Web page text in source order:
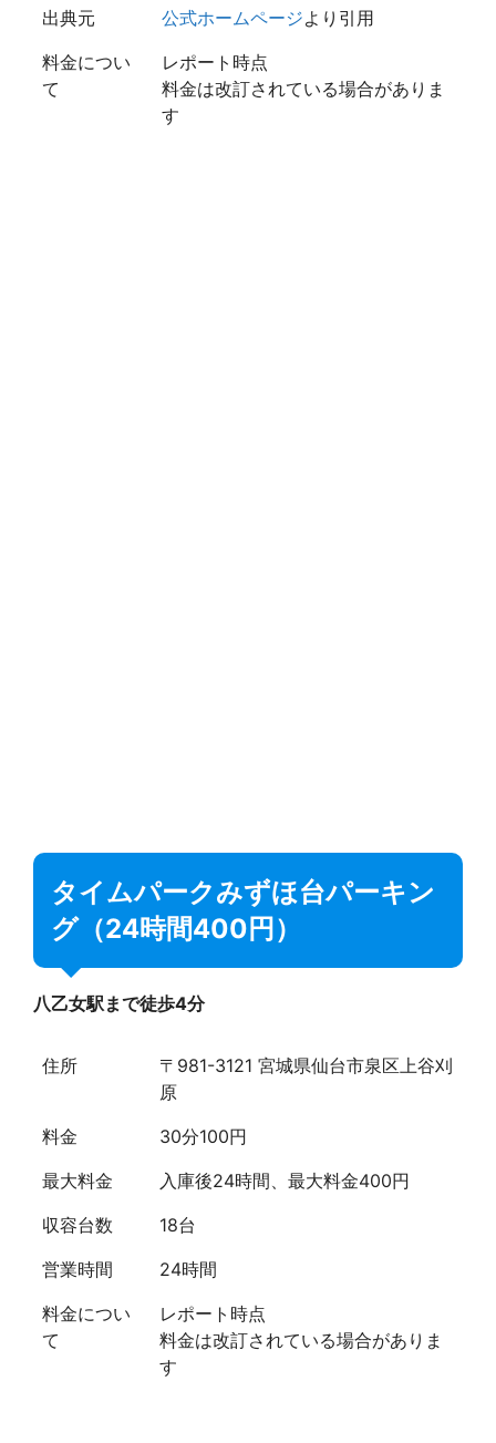
出典元
公式ホームページより引用
料金につい
て
レポート時点
料金は改訂されている場合がありま
す
タイムパークみずほ台パーキン
グ（24時間400円）
八乙女駅まで徒歩4分
住所
〒981-3121 宮城県仙台市泉区上谷刈
原
料金
30分100円
最大料金
入庫後24時間、最大料金400円
収容台数
18台
営業時間
24時間
料金につい
て
レポート時点
料金は改訂されている場合がありま
す